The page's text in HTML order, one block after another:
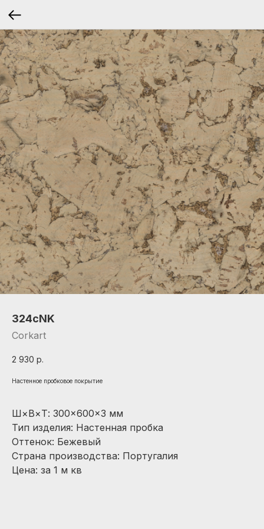
324cNK
Corkart
2 930 р.
Настенное пробковое покрытие
Ш×В×Т: 300×600×3 мм
Тип изделия: Настенная пробка
Оттенок: Бежевый
Страна производства: Португалия
Цена: за 1 м кв